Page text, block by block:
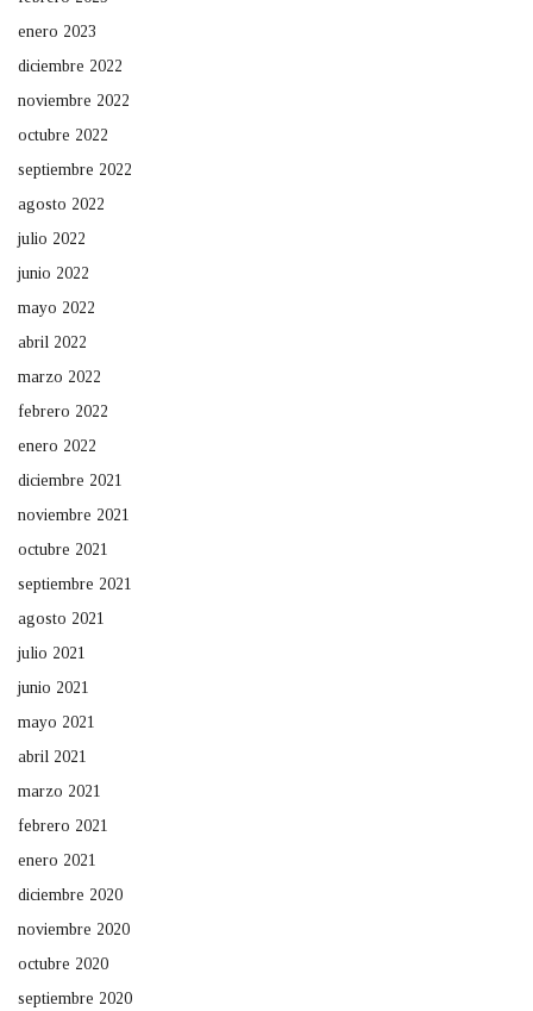
enero 2023
diciembre 2022
noviembre 2022
octubre 2022
septiembre 2022
agosto 2022
julio 2022
junio 2022
mayo 2022
abril 2022
marzo 2022
febrero 2022
enero 2022
diciembre 2021
noviembre 2021
octubre 2021
septiembre 2021
agosto 2021
julio 2021
junio 2021
mayo 2021
abril 2021
marzo 2021
febrero 2021
enero 2021
diciembre 2020
noviembre 2020
octubre 2020
septiembre 2020